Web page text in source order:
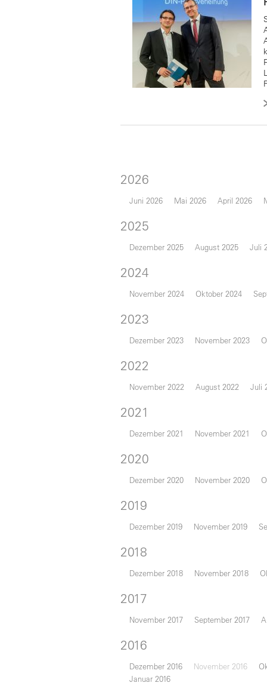
2026
Juni 2026 Mai 2026 April 2026
2025
Dezember 2025 August 2025 Juli
2024
November 2024 Oktober 2024
2023
Dezember 2023 November 2023
2022
November 2022 August 2022 Juli
2021
Dezember 2021 November 2021
2020
Dezember 2020 November 2020
2019
Dezember 2019 November 2019
2018
Dezember 2018 November 2018
2017
November 2017 September 2017
2016
Dezember 2016 November 2016
Januar 2016